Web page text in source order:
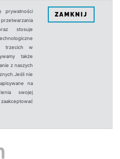
prywatności
stosuje
trzecich w
także
z naszych
nie
na
swojej
ZAMKNIJ